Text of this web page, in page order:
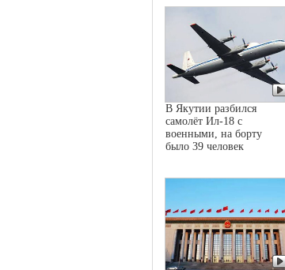
В Якутии разбился
самолёт Ил-18 с
военными, на борту
было 39 человек